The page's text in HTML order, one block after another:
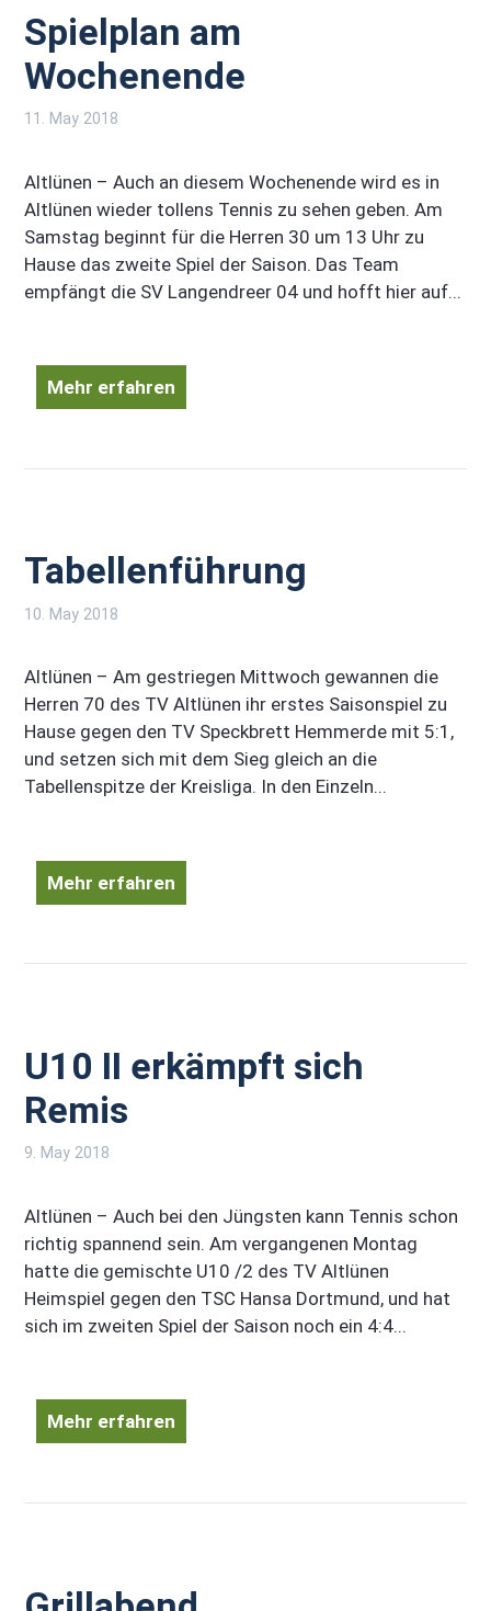
Spielplan am
Wochenende
11. May 2018
Altlünen – Auch an diesem Wochenende wird es in
Altlünen wieder tollens Tennis zu sehen geben. Am
Samstag beginnt für die Herren 30 um 13 Uhr zu
Hause das zweite Spiel der Saison. Das Team
empfängt die SV Langendreer 04 und hofft hier auf...
Mehr erfahren
Tabellenführung
10. May 2018
Altlünen – Am gestriegen Mittwoch gewannen die
Herren 70 des TV Altlünen ihr erstes Saisonspiel zu
Hause gegen den TV Speckbrett Hemmerde mit 5:1,
und setzen sich mit dem Sieg gleich an die
Tabellenspitze der Kreisliga. In den Einzeln...
Mehr erfahren
U10 II erkämpft sich
Remis
9. May 2018
Altlünen – Auch bei den Jüngsten kann Tennis schon
richtig spannend sein. Am vergangenen Montag
hatte die gemischte U10 /2 des TV Altlünen
Heimspiel gegen den TSC Hansa Dortmund, und hat
sich im zweiten Spiel der Saison noch ein 4:4...
Mehr erfahren